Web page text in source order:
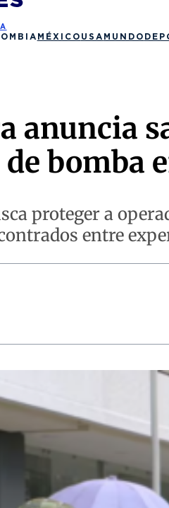
MÉXICO USA MUNDO
anuncia
bomba
proteger a
entre